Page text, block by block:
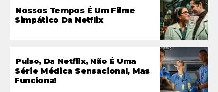
Nossos Tempos É Um Filme
Simpático Da Netflix
Pulso, Da Netflix, Não É Uma
Série Médica Sensacional, Mas
Funciona!